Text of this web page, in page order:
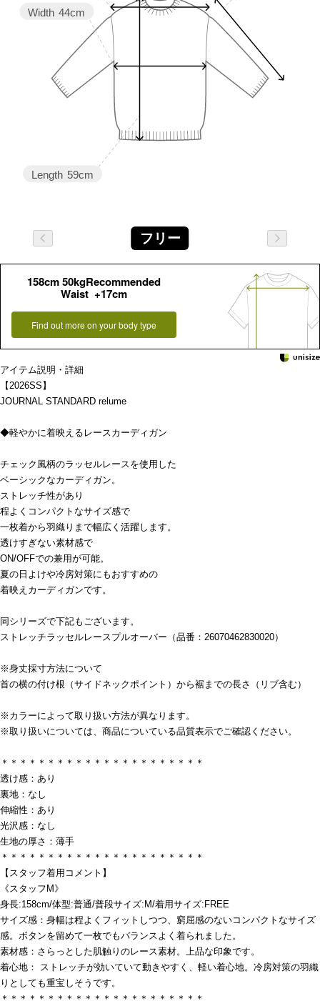
Length 59cm
Width 44cm
フリー
158cm 50kgRecommended
Waist +17cm
Find out more on your body type
アイテム説明・詳細
【2026SS】
JOURNAL STANDARD relume
◆軽やかに着映えるレースカーディガン
チェック風柄のラッセルレースを使用した
ベーシックなカーディガン。
ストレッチ性があり
程よくコンパクトなサイズ感で
一枚着から羽織りまで幅広く活躍します。
透けすぎない素材感で
ON/OFFでの兼用が可能。
夏の日よけや冷房対策にもおすすめの
着映えカーディガンです。
同シリーズで下記もございます。
ストレッチラッセルレースプルオーバー（品番：26070462830020）
※身丈採寸方法について
首の横の付け根（サイドネックポイント）から裾までの長さ（リブ含む）
※カラーによって取り扱い方法が異なります。
※取り扱いについては、商品についている品質表示でご確認ください。
＊＊＊＊＊＊＊＊＊＊＊＊＊＊＊＊＊＊＊＊＊＊
透け感：あり
裏地：なし
伸縮性：あり
光沢感：なし
生地の厚さ：薄手
＊＊＊＊＊＊＊＊＊＊＊＊＊＊＊＊＊＊＊＊＊＊
【スタッフ着用コメント】
《スタッフM》
身長:158cm/体型:普通/普段サイズ:M/着用サイズ:FREE
サイズ感：身幅は程よくフィットしつつ、窮屈感のないコンパクトなサイズ
感。ボタンを留めて一枚でもバランスよく着られました。
素材感：さらっとした肌触りのレース素材。上品な印象です。
着心地： ストレッチが効いていて動きやすく、軽い着心地。冷房対策の羽織
りとしても重宝しそうです。
＊＊＊＊＊＊＊＊＊＊＊＊＊＊＊＊＊＊＊＊＊＊